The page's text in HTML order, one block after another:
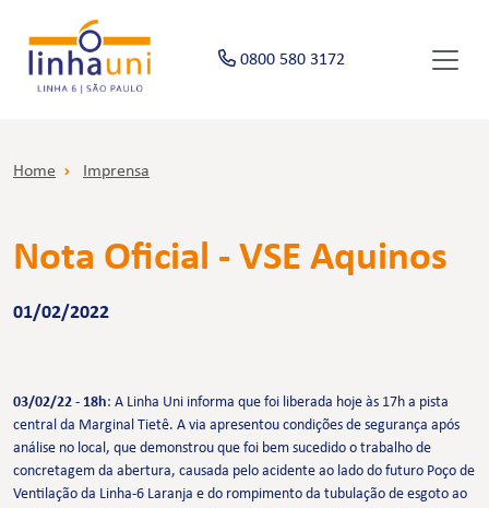
0800 580 3172
Home Imprensa
Nota Oficial - VSE Aquinos
01/02/2022
03/02/22 - 18h: A Linha Uni informa que foi liberada hoje às 17h a pista
central da Marginal Tietê. A via apresentou condições de segurança após
análise no local, que demonstrou que foi bem sucedido o trabalho de
concretagem da abertura, causada pelo acidente ao lado do futuro Poço de
Ventilação da Linha-6 Laranja e do rompimento da tubulação de esgoto ao